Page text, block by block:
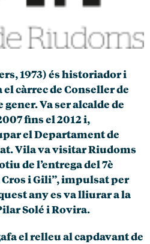
1973) és historiador i
càrrec de Conseller de
Va ser alcalde de
fins el 2012 i,
el Departament de
Vila va visitar Riudoms
de l’entrega del 7è
i Gili”, impulsat per
any es va lliurar a la
Solé i Rovira.
el relleu al capdavant de